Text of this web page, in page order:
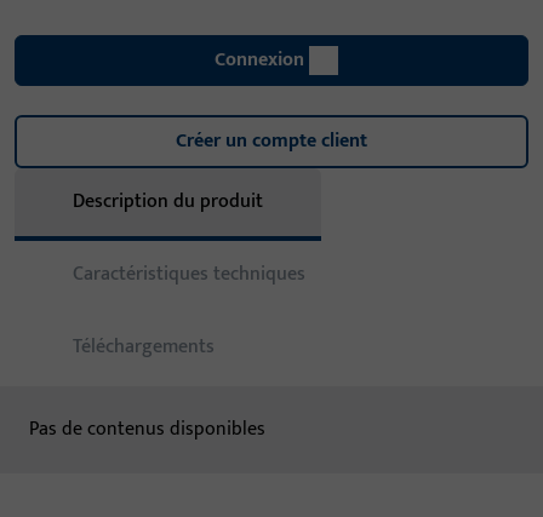
Connexion
Créer un compte client
Description du produit
Caractéristiques techniques
Téléchargements
Pas de contenus disponibles